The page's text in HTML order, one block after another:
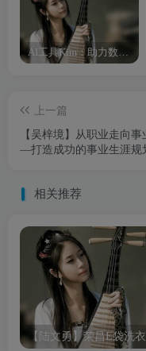
AI工具Kim：助力数字化转型的智能助手
上一篇
【吴梓境】从职业走向事
—打造成功的事业生涯规
相关推荐